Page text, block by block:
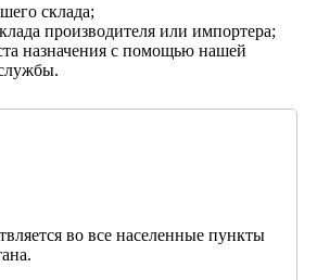
склада;
производителя или импортера;
назначения с помощью нашей
во все населенные пункты